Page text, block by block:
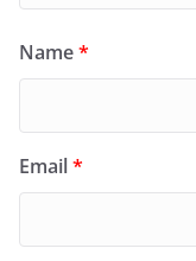
Name*
Email*